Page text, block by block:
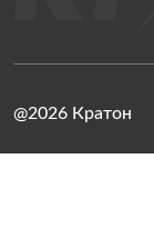
@2026 Кратон